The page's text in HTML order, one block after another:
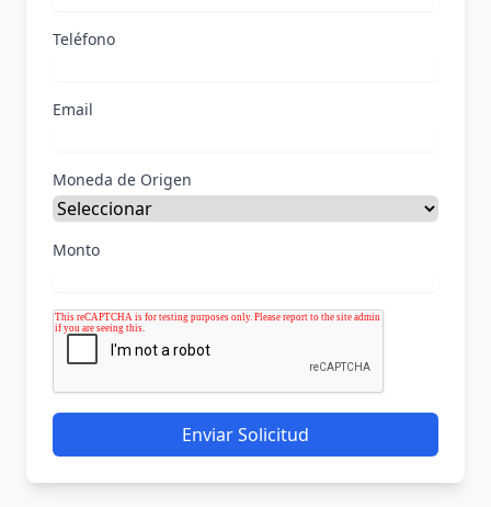
Teléfono
Email
Moneda de Origen
Monto
Enviar Solicitud